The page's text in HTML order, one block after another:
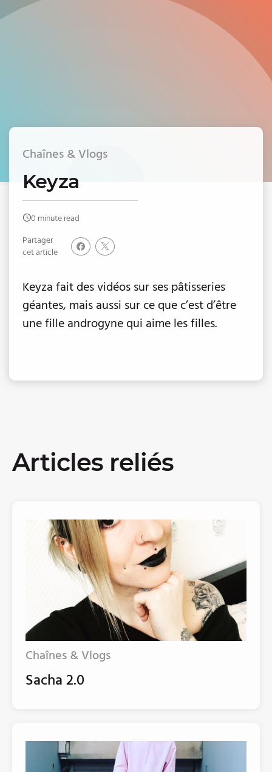
Chaînes & Vlogs
Keyza
0 minute read
Partager
cet article
Keyza fait des vidéos sur ses pâtisseries
géantes, mais aussi sur ce que c’est d’être
une fille androgyne qui aime les filles.
Articles reliés
Chaînes & Vlogs
Sacha 2.0